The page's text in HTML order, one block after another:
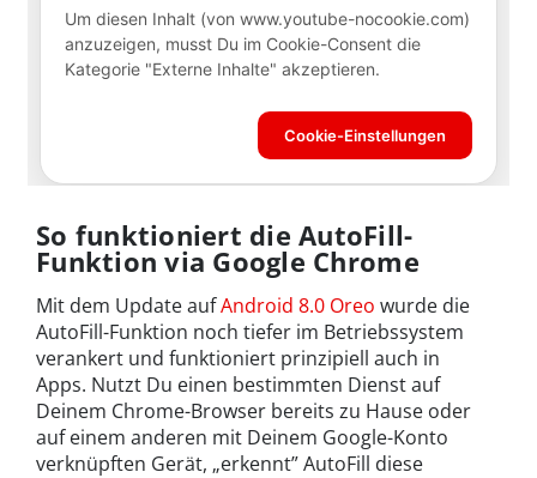
So funktioniert die AutoFill-
Funktion via Google Chrome
Mit dem Update aufAndroid 8.0 Oreo wurde die
AutoFill-Funktion noch tiefer im Betriebssystem
verankert und funktioniert prinzipiell auch in
Apps. Nutzt Du einen bestimmten Dienst auf
Deinem Chrome-Browser bereits zu Hause oder
auf einem anderen mit Deinem Google-Konto
verknüpften Gerät, „erkennt” AutoFill diese